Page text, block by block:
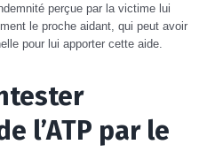
perçue par la victime lui
le proche aidant, qui peut avoir
pour lui apporter cette aide.
l’ATP par le